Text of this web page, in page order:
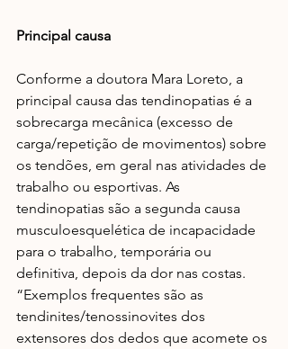
Principal causa
Conforme a doutora Mara Loreto, a
principal causa das tendinopatias é a
sobrecarga mecânica (excesso de
carga/repetição de movimentos) sobre
os tendões, em geral nas atividades de
trabalho ou esportivas. As
tendinopatias são a segunda causa
musculoesquelética de incapacidade
para o trabalho, temporária ou
definitiva, depois da dor nas costas.
“Exemplos frequentes são as
tendinites/tenossinovites dos
extensores dos dedos que acomete os